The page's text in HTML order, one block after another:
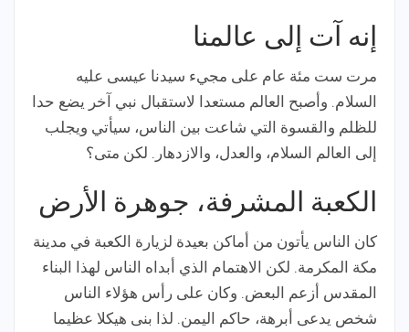
إنه آت إلى عالمنا
مرت ست مئة عام على مجيء سيدنا عيسى عليه
السلام. وأصبح العالم مستعدا لاستقبال نبي آخر يضع حدا
للظلم والقسوة التي شاعت بين الناس، سيأتي ويجلب
إلى العالم السلام، والعدل، والازدهار. لكن متى؟
الكعبة المشرفة، جوهرة الأرض
كان الناس يأتون من أماكن بعيدة لزيارة الكعبة في مدينة
مكة المكرمة. لكن الاهتمام الذي أبداه الناس لهذا البناء
المقدس أزعم البعض. وكان على رأس هؤلاء الناس
شخص يدعى أبرهة، حاكم اليمن. لذا بنى هيكلا عظيما